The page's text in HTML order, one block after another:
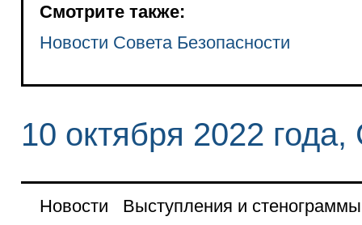
Смотрите также:
Новости Совета Безопасности
10 октября 2022 года,
Новости
Выступления и стенограммы